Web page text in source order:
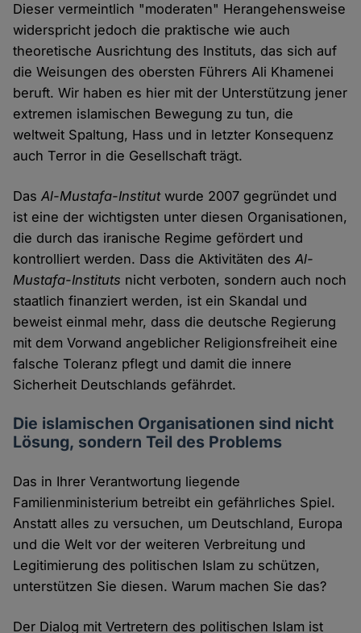
Dieser vermeintlich "moderaten" Herangehensweise
widerspricht jedoch die praktische wie auch
theoretische Ausrichtung des Instituts, das sich auf
die Weisungen des obersten Führers Ali Khamenei
beruft. Wir haben es hier mit der Unterstützung jener
extremen islamischen Bewegung zu tun, die
weltweit Spaltung, Hass und in letzter Konsequenz
auch Terror in die Gesellschaft trägt.
DasAl-Mustafa-Institutwurde 2007 gegründet und
ist eine der wichtigsten unter diesen Organisationen,
die durch das iranische Regime gefördert und
kontrolliert werden. Dass die Aktivitäten desAl-
Mustafa-Instituts nicht verboten, sondern auch noch
staatlich finanziert werden, ist ein Skandal und
beweist einmal mehr, dass die deutsche Regierung
mit dem Vorwand angeblicher Religionsfreiheit eine
falsche Toleranz pflegt und damit die innere
Sicherheit Deutschlands gefährdet.
Die islamischen Organisationen sind nicht
Lösung, sondern Teil des Problems
Das in Ihrer Verantwortung liegende
Familienministerium betreibt ein gefährliches Spiel.
Anstatt alles zu versuchen, um Deutschland, Europa
und die Welt vor der weiteren Verbreitung und
Legitimierung des politischen Islam zu schützen,
unterstützen Sie diesen. Warum machen Sie das?
Der Dialog mit Vertretern des politischen Islam ist